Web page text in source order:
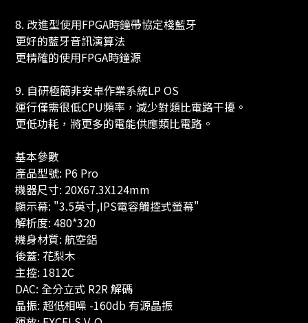
8. 改進型使用FPGA時鐘帶協定棧藍牙
更好的藍牙音訊演算法
更精確的使用FPGA時鐘源
9. 自研極簡非安卓作業系統LP OS
運行僅需很低CPU頻率，減少對類比電路干擾。
更低功耗，將更多的電能供應類比電路。
基本參數
產品型號: P6 Pro
機器尺寸: 20X67.3X124mm
顯示幕: "3.5英寸,IPS電容觸控式螢幕"
解析度: 480*320
機身材質: 航空鋁
後蓋: 花梨木
主控: 1812C
DAC: 全分立式 R2R 解碼
晶振: 超低相噪 -160db 有源晶振